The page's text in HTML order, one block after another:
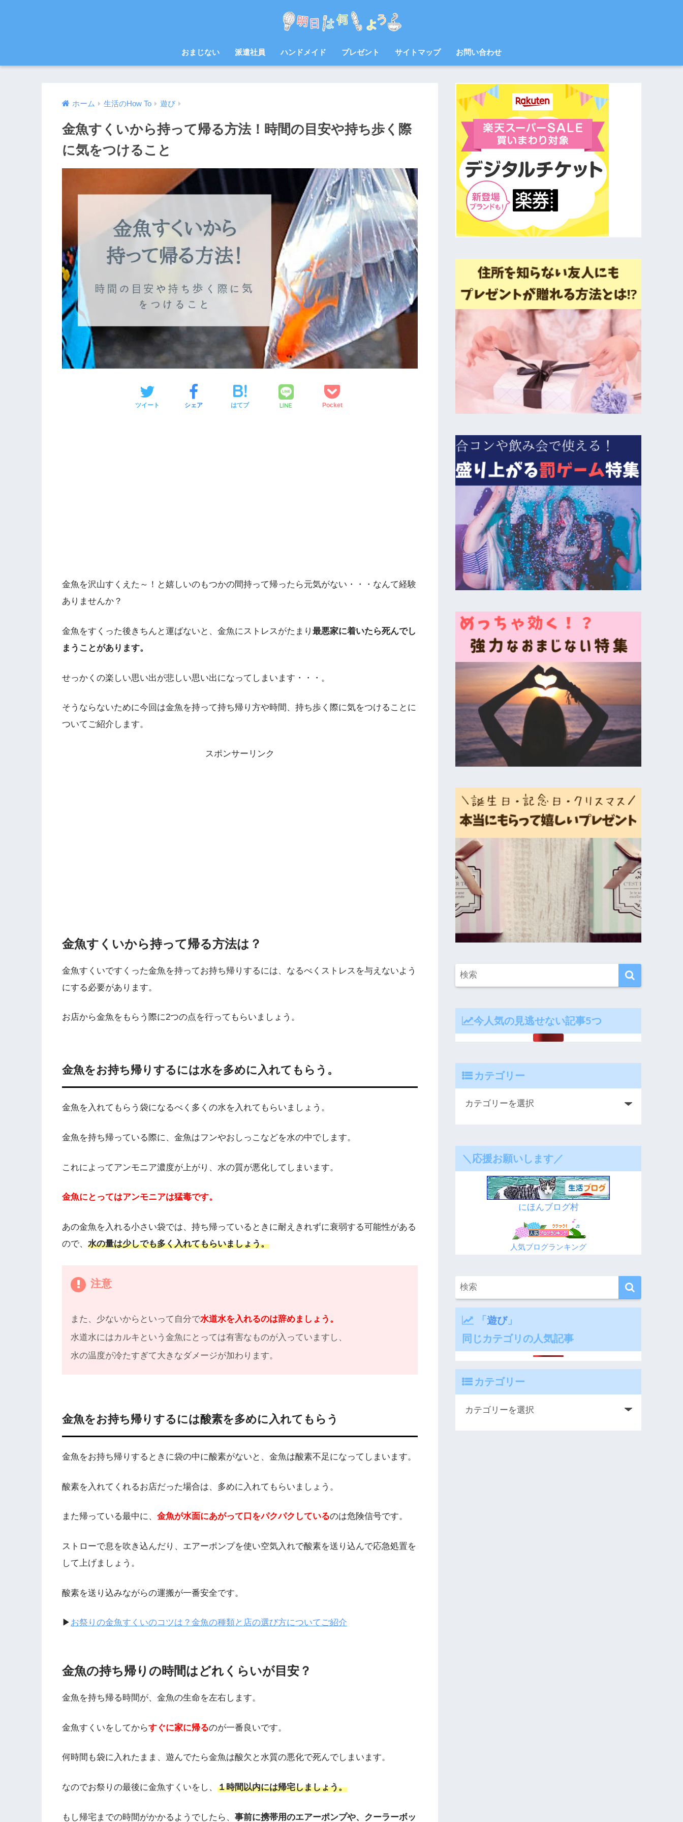
おまじない 派遣社員 ハンドメイド プレゼント サイトマップ お問い合わせ
ホーム 生活のHow To 遊び
金魚すくいから持って帰る方法！時間の目安や持ち歩く際
に気をつけること
ツイート シェア はてブ LINE Pocket
金魚を沢山すくえた～！と嬉しいのもつかの間持って帰ったら元気がない・・・なんて経験
ありませんか？
金魚をすくった後きちんと運ばないと、金魚にストレスがたまり 最悪家に着いたら死んでし
まうことがあります。
せっかくの楽しい思い出が悲しい思い出になってしまいます・・・。
そうならないために今回は金魚を持って持ち帰り方や時間、持ち歩く際に気をつけることに
ついてご紹介します。
スポンサーリンク
金魚すくいから持って帰る方法は？
金魚すくいですくった金魚を持ってお持ち帰りするには、なるべくストレスを与えないよう
にする必要があります。
お店から金魚をもらう際に2つの点を行ってもらいましょう。
金魚をお持ち帰りするには水を多めに入れてもらう。
金魚を入れてもらう袋になるべく多くの水を入れてもらいましょう。
金魚を持ち帰っている際に、金魚はフンやおしっこなどを水の中でします。
これによってアンモニア濃度が上がり、水の質が悪化してしまいます。
金魚にとってはアンモニアは猛毒です。
あの金魚を入れる小さい袋では、持ち帰っているときに耐えきれずに衰弱する可能性がある
ので、 水の量は少しでも多く入れてもらいましょう。
注意
また、少ないからといって自分で水道水を入れるのは辞めましょう。
水道水にはカルキという金魚にとっては有害なものが入っていますし、
水の温度が冷たすぎて大きなダメージが加わります。
金魚をお持ち帰りするには酸素を多めに入れてもらう
金魚をお持ち帰りするときに袋の中に酸素がないと、金魚は酸素不足になってしまいます。
酸素を入れてくれるお店だった場合は、多めに入れてもらいましょう。
また帰っている最中に、 金魚が水面にあがって口をパクパクしているのは危険信号です。
ストローで息を吹き込んだり、エアーポンプを使い空気入れで酸素を送り込んで応急処置を
して上げましょう。
酸素を送り込みながらの運搬が一番安全です。
▶ お祭りの金魚すくいのコツは？金魚の種類と店の選び方についてご紹介
金魚の持ち帰りの時間はどれくらいが目安？
金魚を持ち帰る時間が、金魚の生命を左右します。
金魚すくいをしてからすぐに家に帰るのが一番良いです。
何時間も袋に入れたまま、遊んでたら金魚は酸欠と水質の悪化で死んでしまいます。
なのでお祭りの最後に金魚すくいをし、 １時間以内には帰宅しましょう。
もし帰宅までの時間がかかるようでしたら、 事前に携帯用のエアーポンプや、クーラーボッ
今人気の見逃せない記事5つ
カテゴリー
＼応援お願いします／
にほんブログ村
人気ブログランキング
「遊び」
同じカテゴリの人気記事
カテゴリー